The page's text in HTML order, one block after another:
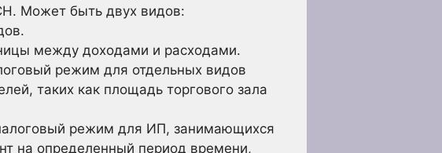
Может быть двух видов:
между доходами и расходами.
режим для отдельных видов
таких как площадь торгового зала
режим для ИП, занимающихся
на определенный период времени,